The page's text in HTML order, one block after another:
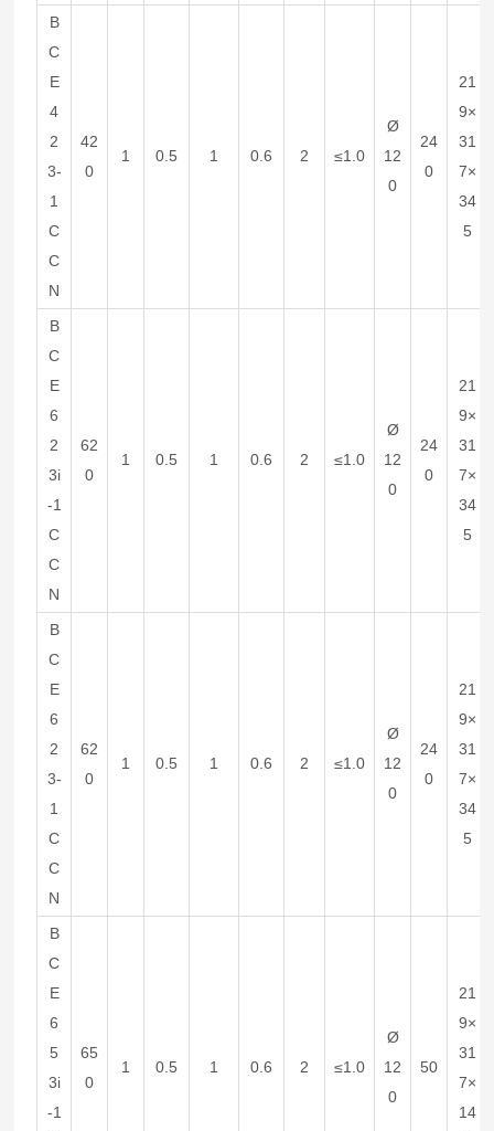
B
C
E
4
2
3-
1
C
C
N
42
0
1 0.5 1 0.6 2 ≤1.0
Ø
12
0
24
0
21
9×
31
7×
34
5
B
C
E
6
2
3i
-1
C
C
N
62
0
1 0.5 1 0.6 2 ≤1.0
Ø
12
0
24
0
21
9×
31
7×
34
5
B
C
E
6
2
3-
1
C
C
N
62
0
1 0.5 1 0.6 2 ≤1.0
Ø
12
0
24
0
21
9×
31
7×
34
5
B
C
E
6
5
3i
-1
65
0
1 0.5 1 0.6 2 ≤1.0
Ø
12
0
50
21
9×
31
7×
14